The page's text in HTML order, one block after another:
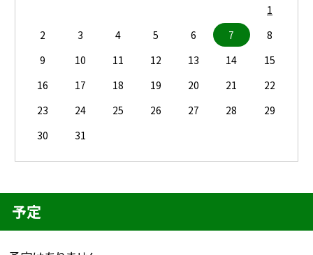
1
2
3 4 5 6 7
8
9
10 11 12 13 14
15
16
17 18 19 20 21
22
23
24 25 26 27 28
29
30
31
予定